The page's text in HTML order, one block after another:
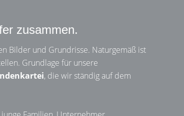
zusammen.
Bilder und Grundrisse. Naturgemäß ist
Grundlage für unsere
, die wir ständig auf dem